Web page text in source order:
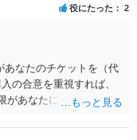
役にたった 2
あなたのチケットを（代
の合意を重視すれば、
があなたにあり、チケッ
一緒に行く」という合意